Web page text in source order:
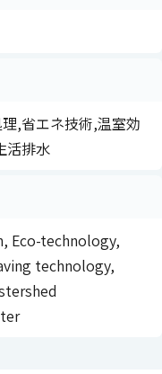
,省エネ技術,温室効
活排水
Eco-technology,
technology,